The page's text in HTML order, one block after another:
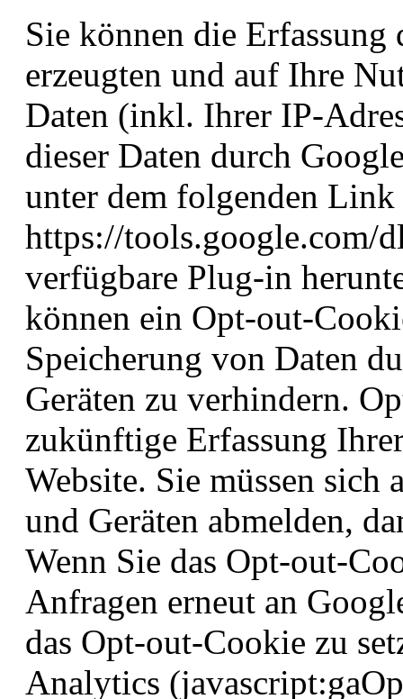
Sie können die
erzeugten und auf Ihre
Daten (inkl. Ihrer IP-
dieser Daten durch
unter dem folgenden Link
https://tools.google.com/
verfügbare Plug-in
können ein Opt-out-
Speicherung von Daten
Geräten zu verhindern.
zukünftige Erfassung
Website. Sie müssen sich
und Geräten abmelden,
Wenn Sie das Opt-out-
Anfragen erneut an
das Opt-out-Cookie zu
Analytics